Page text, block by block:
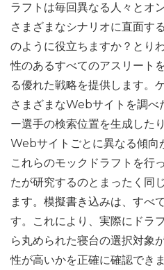
ラフトは毎回異なる人々とオ
さまざまなシナリオに直面す
のように役立ちますか？とり
性のあるすべてのアスリート
る優れた戦略を提供します。
さまざまなWebサイトを調べ
ー選手の検索位置を生成した
Webサイトごとに異なる傾向
これらのモックドラフトを行
たが研究するのとまったく同
ます。模擬書き込みは、すべ
す。これにより、実際にドラ
ら丸められた寝台の選択対象
性が高いかを正確に確認でき